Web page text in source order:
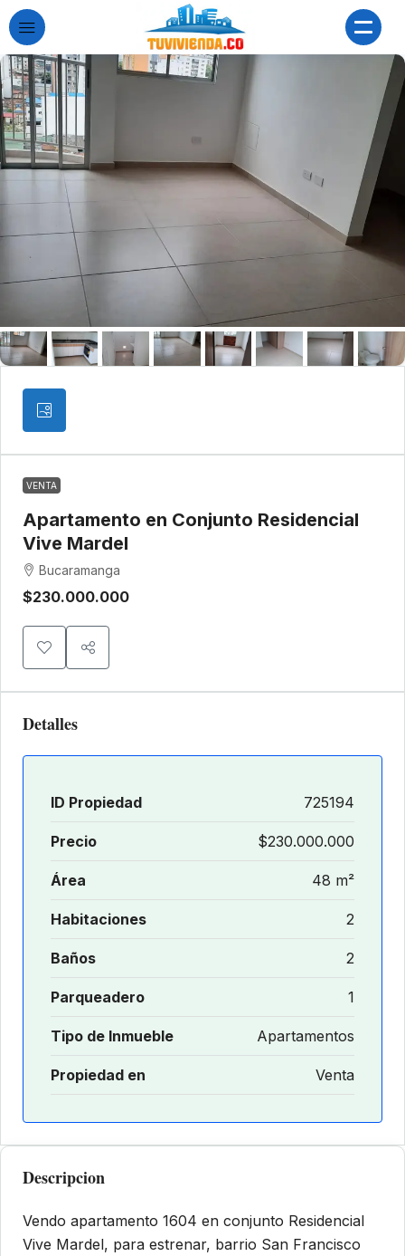
VENTA
Apartamento en Conjunto Residencial
Vive Mardel
Bucaramanga
$230.000.000
Detalles
ID Propiedad 725194
Precio $230.000.000
Área 48 m²
Habitaciones 2
Baños 2
Parqueadero 1
Tipo de Inmueble Apartamentos
Propiedad en Venta
Descripcion
Vendo apartamento 1604 en conjunto Residencial
Vive Mardel, para estrenar, barrio San Francisco